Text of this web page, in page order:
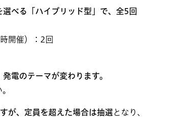
べる「ハイブリッド型」で、全5回
開催）：2回
電のテーマが変わります。
が、定員を超えた場合は抽選 となり、